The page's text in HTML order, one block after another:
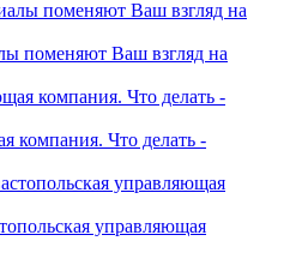
поменяют Ваш взгляд на
компания. Что делать -
управляющая